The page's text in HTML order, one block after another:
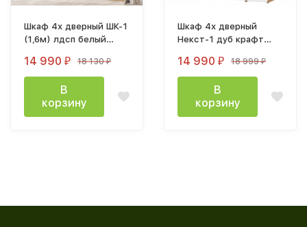
Шкаф 4х дверный ШК-1
(1,6м) лдсп белый
14 990 ₽ 18 130₽
В
корзину
Шкаф 4х дверный
Некст-1 дуб крафт
14 990 ₽ 18 999₽
В
корзину